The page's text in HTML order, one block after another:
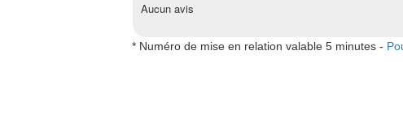
Aucun avis
* Numéro de mise en relation valable 5 minutes -